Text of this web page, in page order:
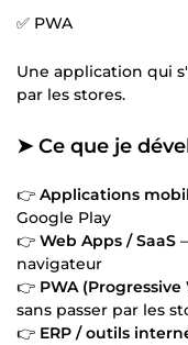
✅ PWA
Une application qui
par les stores.
➤ Ce que je
👉 Applications
Google Play
👉 Web Apps / SaaS
navigateur
👉 PWA (Progressive
sans passer par les
👉 ERP / outils